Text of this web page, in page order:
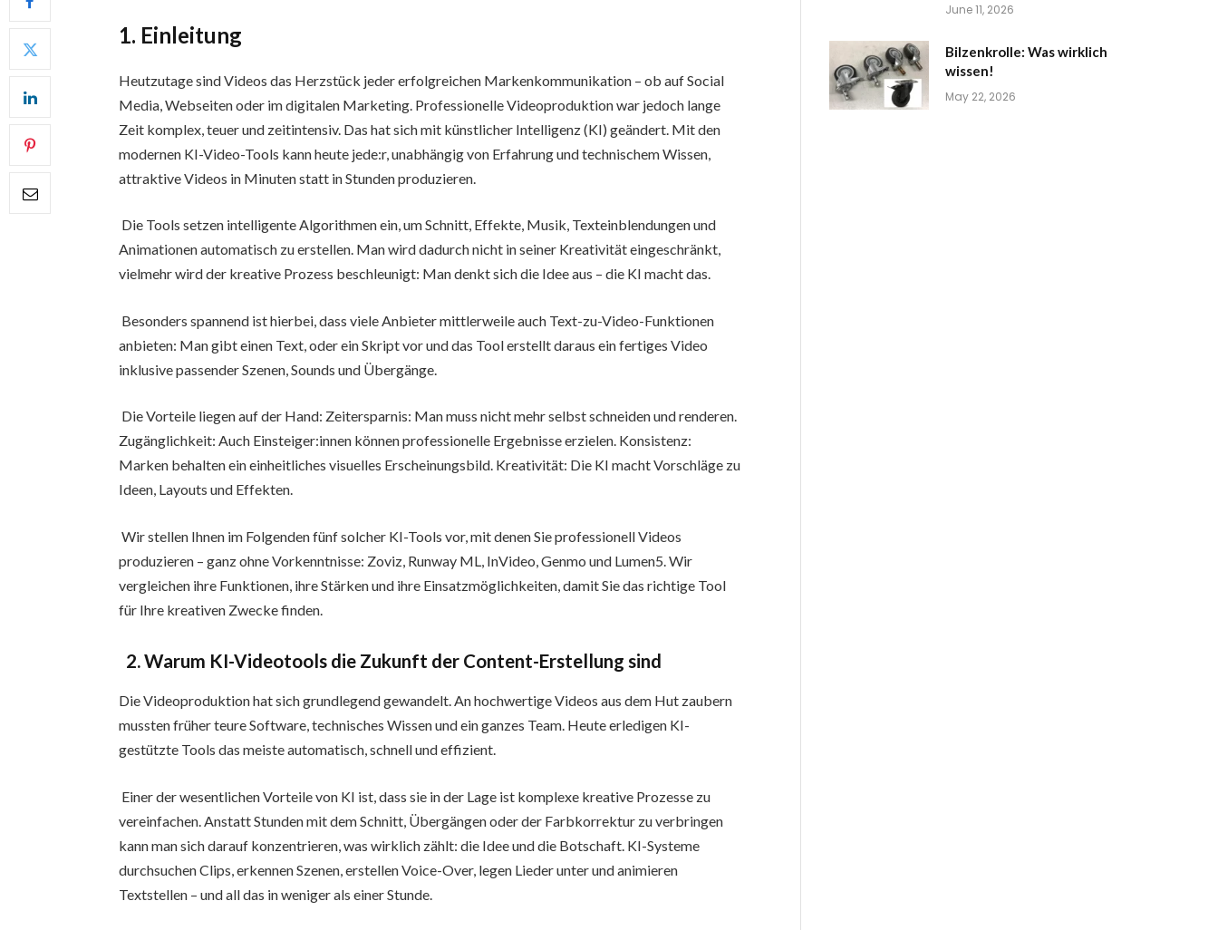
1. Einleitung
Heutzutage sind Videos das Herzstück jeder erfolgreichen Markenkommunikation – ob auf Social
Media, Webseiten oder im digitalen Marketing. Professionelle Videoproduktion war jedoch lange
Zeit komplex, teuer und zeitintensiv. Das hat sich mit künstlicher Intelligenz (KI) geändert. Mit den
modernen KI-Video-Tools kann heute jede:r, unabhängig von Erfahrung und technischem Wissen,
attraktive Videos in Minuten statt in Stunden produzieren.
Die Tools setzen intelligente Algorithmen ein, um Schnitt, Effekte, Musik, Texteinblendungen und
Animationen automatisch zu erstellen. Man wird dadurch nicht in seiner Kreativität eingeschränkt,
vielmehr wird der kreative Prozess beschleunigt: Man denkt sich die Idee aus – die KI macht das.
Besonders spannend ist hierbei, dass viele Anbieter mittlerweile auch Text-zu-Video-Funktionen
anbieten: Man gibt einen Text, oder ein Skript vor und das Tool erstellt daraus ein fertiges Video
inklusive passender Szenen, Sounds und Übergänge.
Die Vorteile liegen auf der Hand: Zeitersparnis: Man muss nicht mehr selbst schneiden und renderen.
Zugänglichkeit: Auch Einsteiger:innen können professionelle Ergebnisse erzielen. Konsistenz:
Marken behalten ein einheitliches visuelles Erscheinungsbild. Kreativität: Die KI macht Vorschläge zu
Ideen, Layouts und Effekten.
Wir stellen Ihnen im Folgenden fünf solcher KI-Tools vor, mit denen Sie professionell Videos
produzieren – ganz ohne Vorkenntnisse: Zoviz, Runway ML, InVideo, Genmo und Lumen5. Wir
vergleichen ihre Funktionen, ihre Stärken und ihre Einsatzmöglichkeiten, damit Sie das richtige Tool
für Ihre kreativen Zwecke finden.
2. Warum KI-Videotools die Zukunft der Content-Erstellung sind
Die Videoproduktion hat sich grundlegend gewandelt. An hochwertige Videos aus dem Hut zaubern
mussten früher teure Software, technisches Wissen und ein ganzes Team. Heute erledigen KI-
gestützte Tools das meiste automatisch, schnell und effizient.
Einer der wesentlichen Vorteile von KI ist, dass sie in der Lage ist komplexe kreative Prozesse zu
vereinfachen. Anstatt Stunden mit dem Schnitt, Übergängen oder der Farbkorrektur zu verbringen
kann man sich darauf konzentrieren, was wirklich zählt: die Idee und die Botschaft. KI-Systeme
durchsuchen Clips, erkennen Szenen, erstellen Voice-Over, legen Lieder unter und animieren
Textstellen – und all das in weniger als einer Stunde.
June 11, 2026
Bilzenkrolle: Was wirklich
wissen!
May 22, 2026